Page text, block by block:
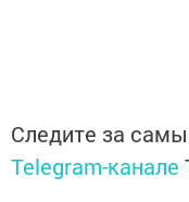
Следите за
Telegram-канале